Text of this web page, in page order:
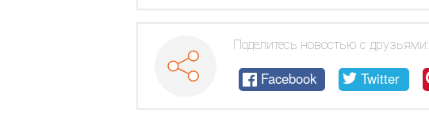
Поделитесь новостью с друзьями:
Facebook Twitter